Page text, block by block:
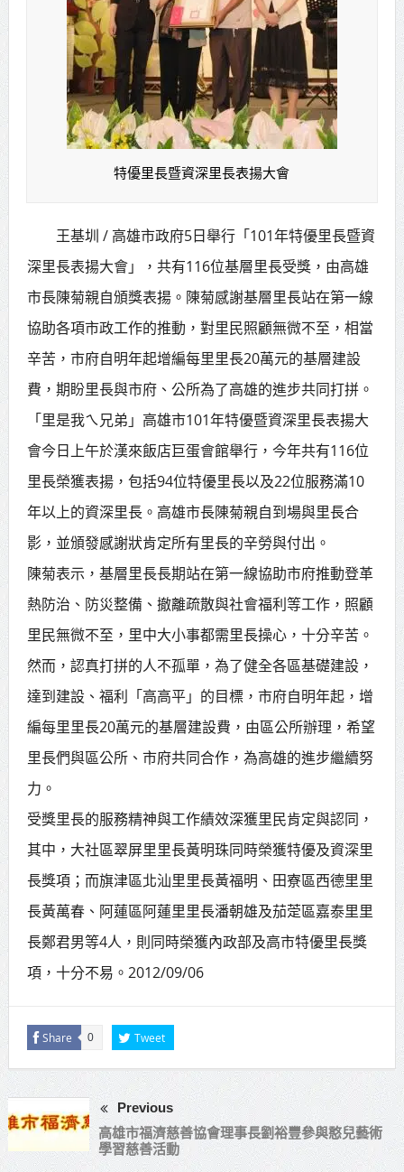
動土創造千個就業機會
高雄「三民運動中心」市長陳其
邁、運動部長李洋各界貴賓共同揭幕
高雄東照山關帝廟全國國中小學書
法比賽 圓滿落幕
賴清德總統主持將官晉任 期勉精進
邁組閣
賴總統肯定「金唐獎」得獎者及入
圍者 允諾完善支持體系
特優里長暨資深里長表揚大會
王基圳 / 高雄市政府5日舉行「101年特優里長暨資
深里長表揚大會」，共有116位基層里長受獎，由高雄
市長陳菊親自頒獎表揚。陳菊感謝基層里長站在第一線
協助各項市政工作的推動，對里民照顧無微不至，相當
辛苦，市府自明年起增編每里里長20萬元的基層建設
費，期盼里長與市府、公所為了高雄的進步共同打拼。
「里是我ㄟ兄弟」高雄市101年特優暨資深里長表揚大
會今日上午於漢來飯店巨蛋會館舉行，今年共有116位
里長榮獲表揚，包括94位特優里長以及22位服務滿10
年以上的資深里長。高雄市長陳菊親自到場與里長合
影，並頒發感謝狀肯定所有里長的辛勞與付出。
陳菊表示，基層里長長期站在第一線協助市府推動登革
熱防治、防災整備、撤離疏散與社會福利等工作，照顧
里民無微不至，里中大小事都需里長操心，十分辛苦。
然而，認真打拼的人不孤單，為了健全各區基礎建設，
達到建設、福利「高高平」的目標，市府自明年起，增
編每里里長20萬元的基層建設費，由區公所辦理，希望
里長們與區公所、市府共同合作，為高雄的進步繼續努
力。
受獎里長的服務精神與工作績效深獲里民肯定與認同，
其中，大社區翠屏里里長黃明珠同時榮獲特優及資深里
長獎項；而旗津區北汕里里長黃福明、田寮區西德里里
長黃萬春、阿蓮區阿蓮里里長潘朝雄及茄萣區嘉泰里里
長鄭君男等4人，則同時榮獲內政部及高市特優里長獎
項，十分不易。2012/09/06
Share 0 Tweet
Previous
高雄市福濟慈善協會理事長劉裕豐參與憨兒藝術
學習慈善活動